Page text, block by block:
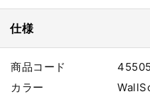
仕様
商品コード
カラー